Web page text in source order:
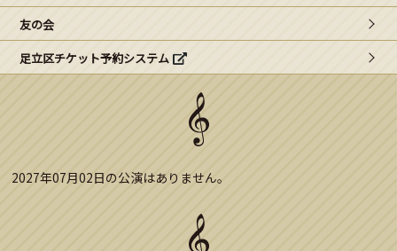
Gがくえん
ブランドからのお知らせ
友の会
足立区チケット予約システム
2027年07月02日の公演はありません。